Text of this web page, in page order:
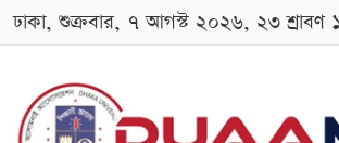
ঢাকা, শুক্রবার, ৭ আগস্ট ২০২৬, ২৩ শ্রাবণ